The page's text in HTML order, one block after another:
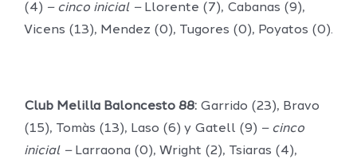
(4) – cinco inicial –Llorente (7), Cabanas (9),
Vicens (13), Mendez (0), Tugores (0), Poyatos (0).
Club Melilla Baloncesto 88: Garrido (23), Bravo
(15), Tomàs (13), Laso (6) y Gatell (9) – cinco
inicial –Larraona (0), Wright (2), Tsiaras (4),